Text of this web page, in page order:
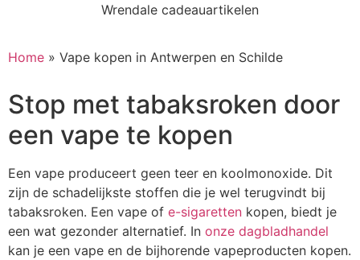
Wrendale cadeauartikelen
Home » Vape kopen in Antwerpen en Schilde
Stop met tabaksroken door
een vape te kopen
Een vape produceert geen teer en koolmonoxide. Dit
zijn de schadelijkste stoffen die je wel terugvindt bij
tabaksroken. Een vape of e-sigaretten kopen, biedt je
een wat gezonder alternatief. In onze dagbladhandel
kan je een vape en de bijhorende vapeproducten kopen.